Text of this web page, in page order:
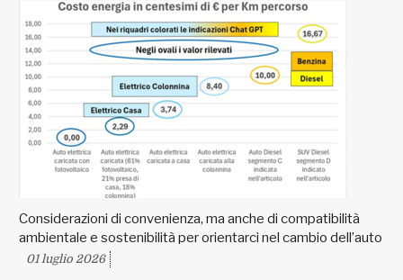
Considerazioni di convenienza, ma anche di compatibilità
ambientale e sostenibilità per orientarci nel cambio dell’auto
01 luglio 2026